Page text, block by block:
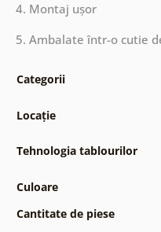
4. Montaj ușor
5. Ambalate într-o cutie
Categorii
Locație
Tehnologia tablourilor
Culoare
Cantitate de piese